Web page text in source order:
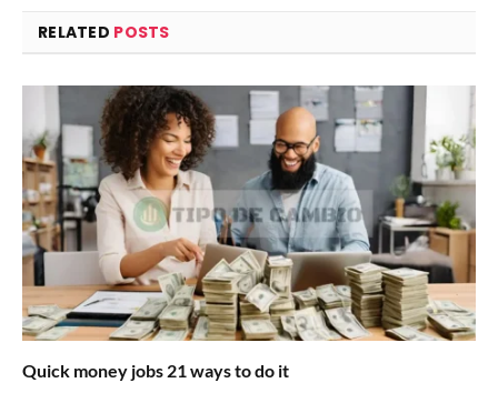
RELATED POSTS
Quick money jobs 21 ways to do it